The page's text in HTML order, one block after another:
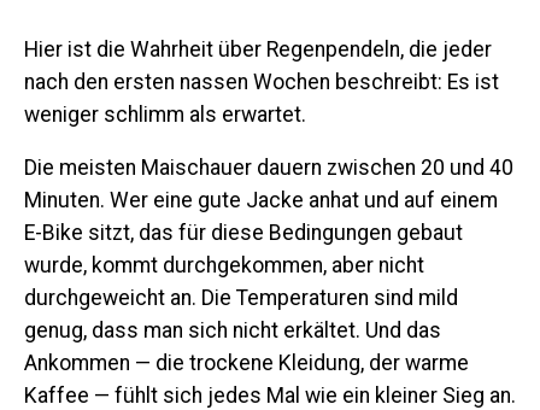
Hier ist die Wahrheit über Regenpendeln, die jeder
nach den ersten nassen Wochen beschreibt: Es ist
weniger schlimm als erwartet.
Die meisten Maischauer dauern zwischen 20 und 40
Minuten. Wer eine gute Jacke anhat und auf einem
E-Bike sitzt, das für diese Bedingungen gebaut
wurde, kommt durchgekommen, aber nicht
durchgeweicht an. Die Temperaturen sind mild
genug, dass man sich nicht erkältet. Und das
Ankommen — die trockene Kleidung, der warme
Kaffee — fühlt sich jedes Mal wie ein kleiner Sieg an.